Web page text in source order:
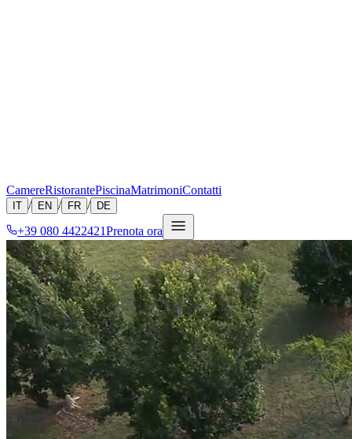
CamereRistorantePiscinaMatrimoniContatti
IT / EN / FR / DE
+39 080 4422421Prenota ora